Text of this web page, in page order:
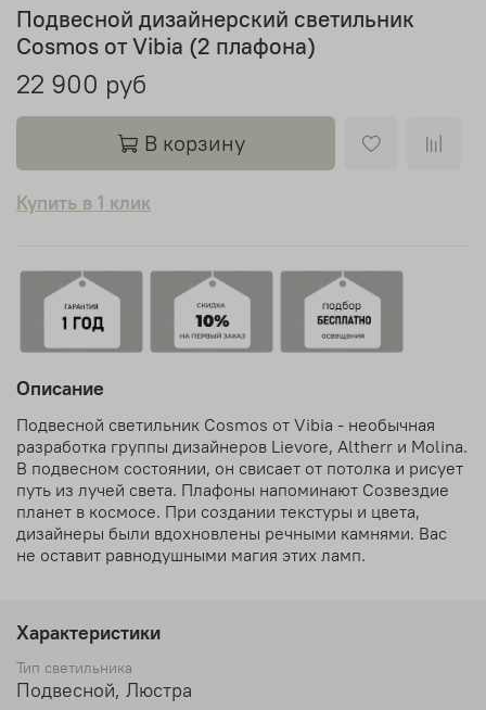
Подвесной дизайнерский светильник
Cosmos от Vibia (2 плафона)
22 900 руб
В корзину
Купить в 1 клик
Описание
Подвесной светильник Cosmos от Vibia - необычная
разработка группы дизайнеров Lievore, Altherr и Molina.
В подвесном состоянии, он свисает от потолка и рисует
путь из лучей света. Плафоны напоминают Созвездие
планет в космосе. При создании текстуры и цвета,
дизайнеры были вдохновлены речными камнями. Вас
не оставит равнодушными магия этих ламп.
Характеристики
Тип светильника
Подвесной, Люстра